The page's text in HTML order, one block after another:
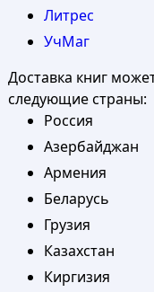
Литрес
УчМаг
Доставка книг
следующие страны:
Россия
Азербайджан
Армения
Беларусь
Грузия
Казахстан
Киргизия